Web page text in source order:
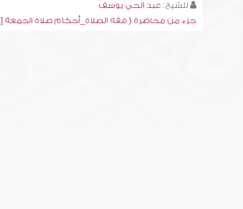
للشيخ: عبد الحي يوسف
جزء من محاضرة ( فقه الصلاة_أحكام صلاة الجمعة [2])